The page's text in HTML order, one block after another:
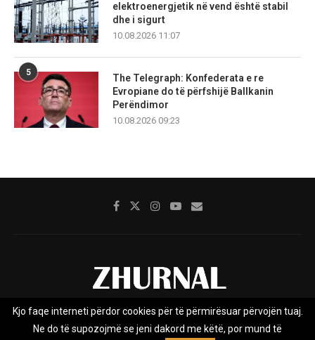
elektroenergjetik në vend është stabil
dhe i sigurt
10.08.2026 11:07
5
The Telegraph: Konfederata e re
Evropiane do të përfshijë Ballkanin
Perëndimor
10.08.2026 09:23
Rreth nesh Impresumi Marketing
Kjo faqe interneti përdor cookies për të përmirësuar përvojën tuaj.
Ne do të supozojmë se jeni dakord me këtë, por mund të